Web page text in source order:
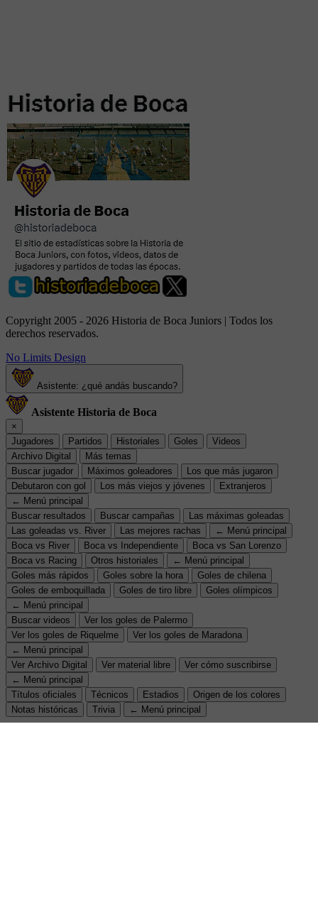
Copyright 2005 - 2026 Historia de Boca Juniors | Todos los
derechos reservados.
No Limits Design
Asistente: ¿qué andás buscando?
Asistente Historia de Boca
×
Jugadores
Partidos Historiales Goles
Videos
Archivo Digital
Más temas
Buscar jugador
Máximos goleadores
Los que más jugaron
Debutaron con gol
Los más viejos y jóvenes
Extranjeros
← Menú principal
Buscar resultados
Buscar campañas
Las máximas goleadas
Las goleadas vs. River
Las mejores rachas
← Menú principal
Boca vs River
Boca vs Independiente
Boca vs San Lorenzo
Boca vs Racing
Otros historiales
← Menú principal
Goles más rápidos
Goles sobre la hora
Goles de chilena
Goles de emboquillada
Goles de tiro libre
Goles olímpicos
← Menú principal
Buscar videos
Ver los goles de Palermo
Ver los goles de Riquelme
Ver los goles de Maradona
← Menú principal
Ver Archivo Digital
Ver material libre
Ver cómo suscribirse
← Menú principal
Títulos oficiales
Técnicos Estadios
Origen de los colores
Notas históricas
Trivia ← Menú principal